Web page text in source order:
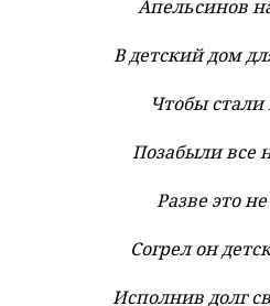
Апельсинов
В детский дом
Чтобы стали
Позабыли все
Разве это не
Согрел он
Исполнив долг